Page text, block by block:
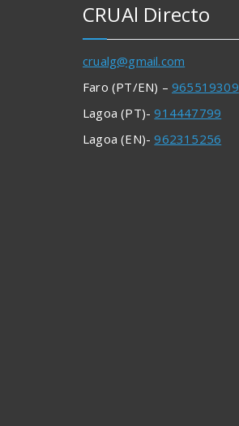
CRUAl Directo
crualg@gmail.com
Faro (PT/EN) – 965519309
Lagoa (PT)-914447799
Lagoa (EN)-962315256